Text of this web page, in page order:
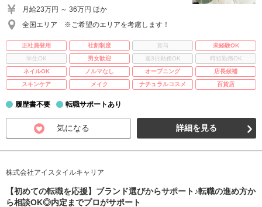
月給23万円 ～ 36万円 ほか
全国エリア ※ご希望のエリアを考慮します！
正社員登用 社割制度 賞与
未経験OK
学生OK
男女歓迎 週3日勤務OK
時短勤務OK
ネイルOK
ノルマなし オープニング
店長候補
スキンケア
メイク ナチュラルコスメ 百貨店
履歴書不要 転職サポートあり
気になる 詳細を見る
株式会社アイスタイルキャリア
【初めての転職を応援】ブランド選びからサポート♪転職の進め方か
ら相談OK◎内定までプロがサポート